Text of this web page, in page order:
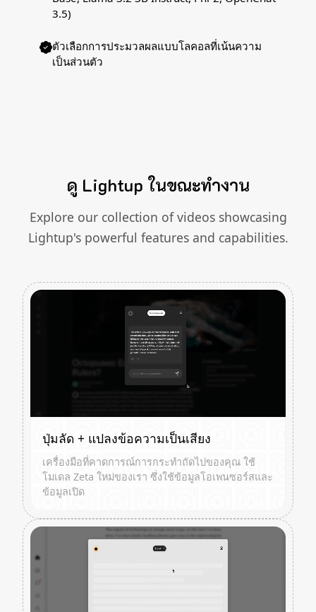
3.5)
ตัวเลือกการประมวลผลแบบโลคอลที่เน้นความ
เป็นส่วนตัว
ดู Lightup ในขณะทำงาน
Explore our collection of videos showcasing
Lightup's powerful features and capabilities.
ปุ่มลัด + แปลงข้อความเป็นเสียง
เครื่องมือที่คาดการณ์การกระทำถัดไปของคุณ ใช้
โมเดล Zeta ใหม่ของเรา ซึ่งใช้ข้อมูลโอเพนซอร์สและ
ข้อมูลเปิด